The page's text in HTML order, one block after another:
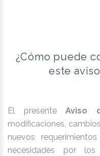
¿Cómo puede
este
El presente Aviso
modificaciones,
nuevos
necesidades por